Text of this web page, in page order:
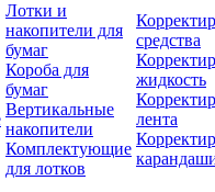
Лотки и
накопители для
бумаг
Короба для
бумаг
Вертикальные
накопители
Комплектующие
для лотков
средства
жидкость
лента